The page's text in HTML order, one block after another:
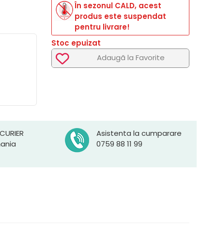
În sezonul CALD, acest
produs este suspendat
pentru livrare!
Stoc epuizat
Adaugã la Favorite
Asistenta la cumparare
0759 88 11 99